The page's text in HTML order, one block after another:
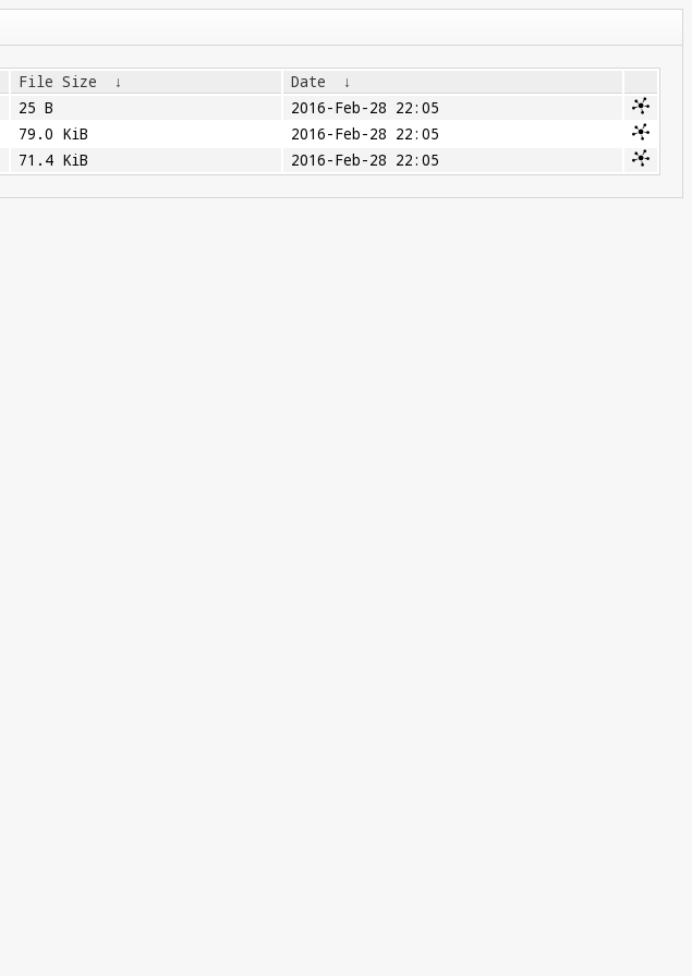
File Size ↓ Date
↓
25 B
2016-Feb-28 22:05
79.0 KiB
2016-Feb-28 22:05
71.4 KiB 2016-Feb-28 22:05